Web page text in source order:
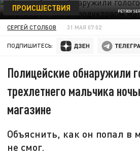
PETROV
ПРОИСШЕСТВИЯ
СЕРГЕЙ СТОЛБОВ 31 МАЯ 07:02
ПОДПИШИТЕСЬ:
Полицейские обнаружили
трехлетнего мальчика
магазине
Объяснить, как он попал в
не смог.